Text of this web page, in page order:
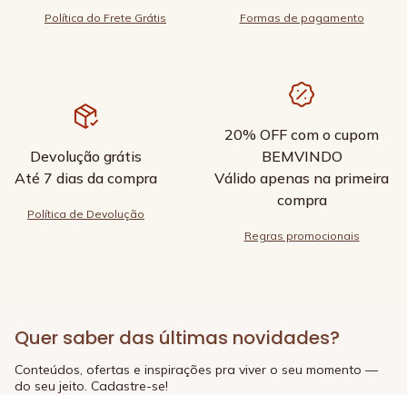
Política do Frete Grátis Formas de pagamento
Devolução grátis
Até 7 dias da compra
Política de Devolução
20% OFF com o cupom
BEMVINDO
Válido apenas na primeira
compra
Regras promocionais
Quer saber das últimas novidades?
Conteúdos, ofertas e inspirações pra viver o seu momento —
do seu jeito. Cadastre-se!